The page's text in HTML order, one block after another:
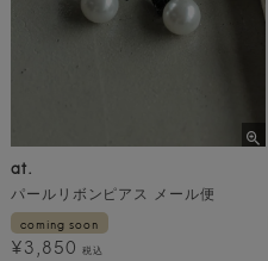
at.
パールリボンピアス メール便
coming soon
¥3,850 税込